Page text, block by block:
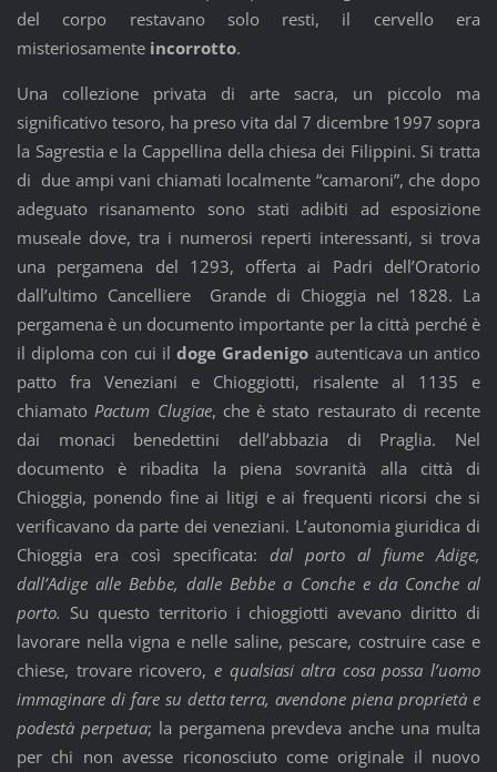
del corpo restavano solo resti, il cervello era
misteriosamente incorrotto.
Una collezione privata di arte sacra, un piccolo ma
significativo tesoro, ha preso vita dal 7 dicembre 1997 sopra
la Sagrestia e la Cappellina della chiesa dei Filippini. Si tratta
di due ampi vani chiamati localmente “camaroni”, che dopo
adeguato risanamento sono stati adibiti ad esposizione
museale dove, tra i numerosi reperti interessanti, si trova
una pergamena del 1293, offerta ai Padri dell’Oratorio
dall’ultimo Cancelliere Grande di Chioggia nel 1828. La
pergamena è un documento importante per la città perché è
il diploma con cui ildoge Gradenigo autenticava un antico
patto fra Veneziani e Chioggiotti, risalente al 1135 e
chiamato Pactum Clugiae, che è stato restaurato di recente
dai monaci benedettini dell’abbazia di Praglia. Nel
documento è ribadita la piena sovranità alla città di
Chioggia, ponendo fine ai litigi e ai frequenti ricorsi che si
verificavano da parte dei veneziani. L’autonomia giuridica di
Chioggia era così specificata: dal porto al fiume Adige,
dall’Adige alle Bebbe, dalle Bebbe a Conche e da Conche al
porto. Su questo territorio i chioggiotti avevano diritto di
lavorare nella vigna e nelle saline, pescare, costruire case e
chiese, trovare ricovero, e qualsiasi altra cosa possa l’uomo
immaginare di fare su detta terra, avendone piena proprietà e
podestà perpetua; la pergamena prevdeva anche una multa
per chi non avesse riconosciuto come originale il nuovo